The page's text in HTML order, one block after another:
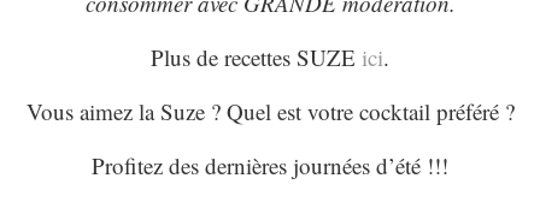
Plus de recettes SUZE ici.
Vous aimez la Suze ? Quel est votre cocktail préféré ?
Profitez des dernières journées d’été !!!